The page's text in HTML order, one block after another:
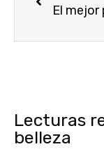
Lecturas
belleza